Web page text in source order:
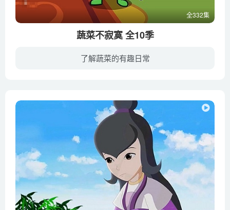
全332集
蔬菜不寂寞 全10季
了解蔬菜的有趣日常